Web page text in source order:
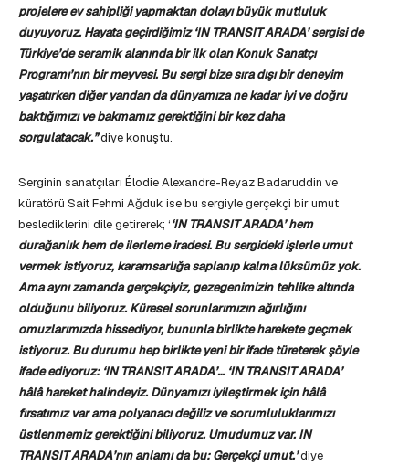
projelere ev sahipliği yapmaktan dolayı büyük mutluluk
duyuyoruz. Hayata geçirdiğimiz ‘IN TRANSIT ARADA’ sergisi de
Türkiye’de seramik alanında bir ilk olan Konuk Sanatçı
Programı’nın bir meyvesi. Bu sergi bize sıra dışı bir deneyim
yaşatırken diğer yandan da dünyamıza ne kadar iyi ve doğru
baktığımızı ve bakmamız gerektiğini bir kez daha
sorgulatacak.”diye konuştu.
Serginin sanatçıları Élodie Alexandre-Reyaz Badaruddin ve
küratörü Sait Fehmi Ağduk ise bu sergiyle gerçekçi bir umut
beslediklerini dile getirerek; ‘‘IN TRANSIT ARADA’ hem
durağanlık hem de ilerleme iradesi. Bu sergideki işlerle umut
vermek istiyoruz, karamsarlığa saplanıp kalma lüksümüz yok.
Ama aynı zamanda gerçekçiyiz, gezegenimizin tehlike altında
olduğunu biliyoruz. Küresel sorunlarımızın ağırlığını
omuzlarımızda hissediyor, bununla birlikte harekete geçmek
istiyoruz. Bu durumu hep birlikte yeni bir ifade türeterek şöyle
ifade ediyoruz: ‘IN TRANSIT ARADA’… ‘IN TRANSIT ARADA’
hâlâ hareket halindeyiz. Dünyamızı iyileştirmek için hâlâ
fırsatımız var ama polyanacı değiliz ve sorumluluklarımızı
üstlenmemiz gerektiğini biliyoruz. Umudumuz var. IN
TRANSIT ARADA’nın anlamı da bu: Gerçekçi umut.’diye